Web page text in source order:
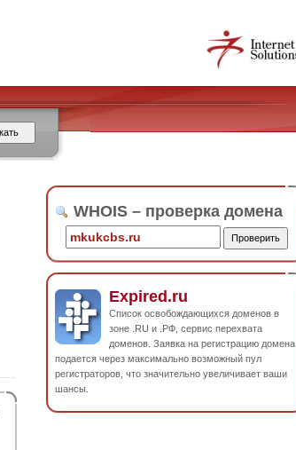
WHOIS – проверка домена
Expired.ru
Список освобождающихся доменов в
зоне .RU и .РФ, сервис перехвата
доменов. Заявка на регистрацию домена
подается через максимально возможный пул
регистраторов, что значительно увеличивает ваши
шансы.